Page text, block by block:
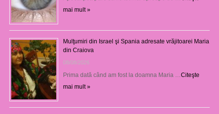
mai mult »
Mulţumiri din Israel şi Spania adresate vrăjitoarei Maria
din Craiova
08/08/2026
Prima dată când am fost la doamna Maria … Citeşte
mai mult »